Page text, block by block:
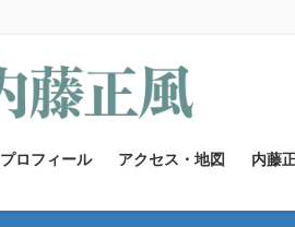
プロフィール アクセス・地図 内藤